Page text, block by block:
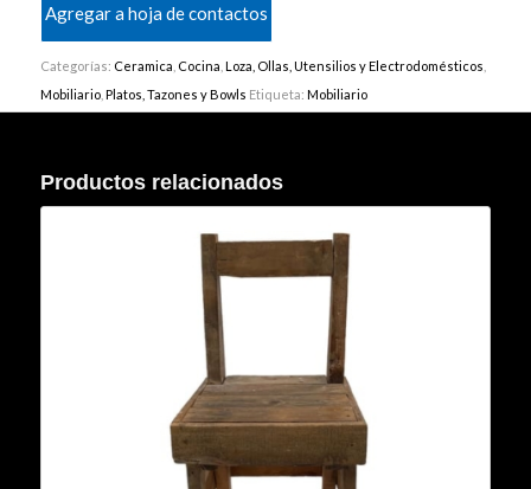
Agregar a hoja de contactos
Categorías: Ceramica Cocina Loza, Ollas, Utensilios y Electrodomésticos
Mobiliario, Platos, Tazones y Bowls Etiqueta: Mobiliario
Productos relacionados